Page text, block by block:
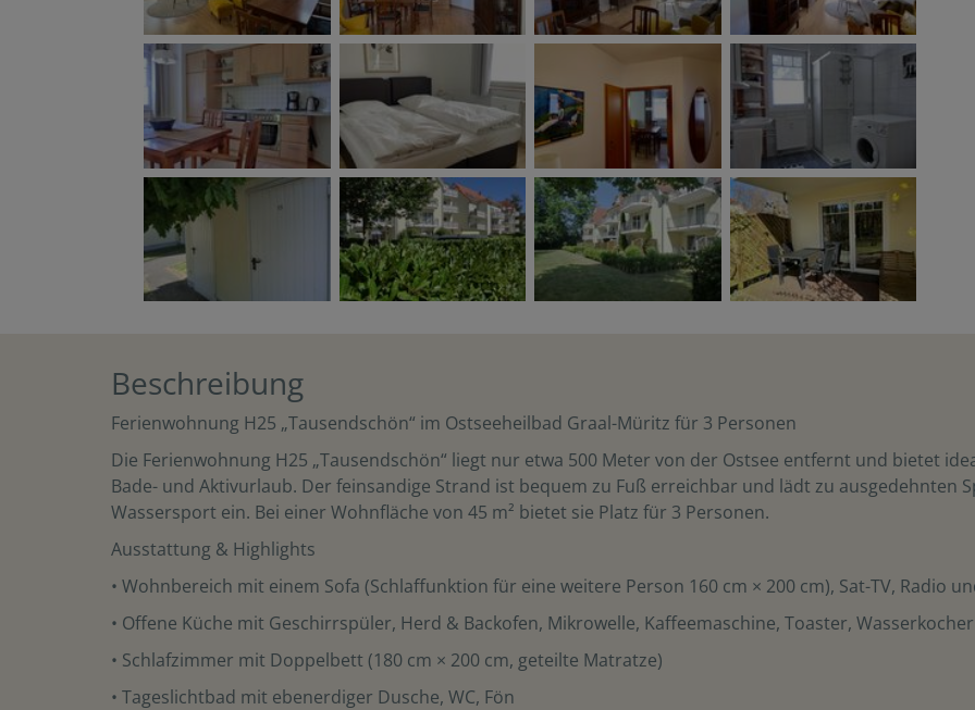
Beschreibung
Ferienwohnung H25 „Tausendschön“ im Ostseeheilbad Graal-Müritz für 3 Personen
Die Ferienwohnung H25 „Tausendschön“ liegt nur etwa 500 Meter von der Ostsee entfernt und bietet
Bade- und Aktivurlaub. Der feinsandige Strand ist bequem zu Fuß erreichbar und lädt zu ausgedehnten
Wassersport ein. Bei einer Wohnfläche von 45 m² bietet sie Platz für 3 Personen.
Ausstattung & Highlights
• Wohnbereich mit einem Sofa (Schlaffunktion für eine weitere Person 160 cm × 200 cm), Sat-TV, Radio
• Offene Küche mit Geschirrspüler, Herd & Backofen, Mikrowelle, Kaffeemaschine, Toaster,
• Schlafzimmer mit Doppelbett (180 cm × 200 cm, geteilte Matratze)
• Tageslichtbad mit ebenerdiger Dusche, WC, Fön